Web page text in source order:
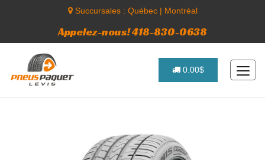
Succursales : Québec| Montréal
Appelez-nous! 418-830-0638
0.00$